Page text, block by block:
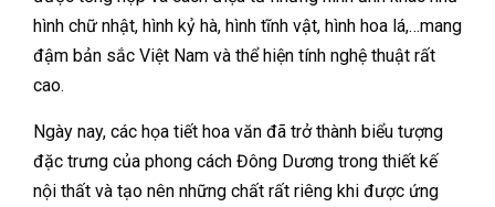
hình chữ nhật, hình kỷ hà, hình tĩnh vật, hình hoa lá,…mang
đậm bản sắc Việt Nam và thể hiện tính nghệ thuật rất
cao.
Ngày nay, các họa tiết hoa văn đã trở thành biểu tượng
đặc trưng của phong cách Đông Dương trong thiết kế
nội thất và tạo nên những chất rất riêng khi được ứng